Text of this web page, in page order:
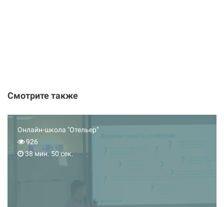
Смотрите также
Онлайн-школа "Отельер"
926
38 мин. 50 сек.